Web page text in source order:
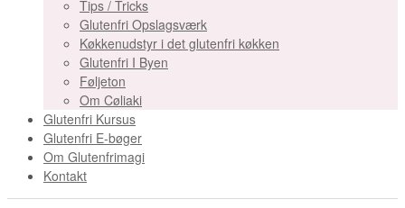
Tips / Tricks
Glutenfri Opslagsværk
Køkkenudstyr i det glutenfri køkken
Glutenfri I Byen
Føljeton
Om Cøliaki
Glutenfri Kursus
Glutenfri E-bøger
Om Glutenfrimagi
Kontakt